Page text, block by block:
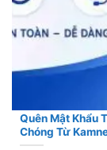
Quên Mật Khẩu
Chóng Từ